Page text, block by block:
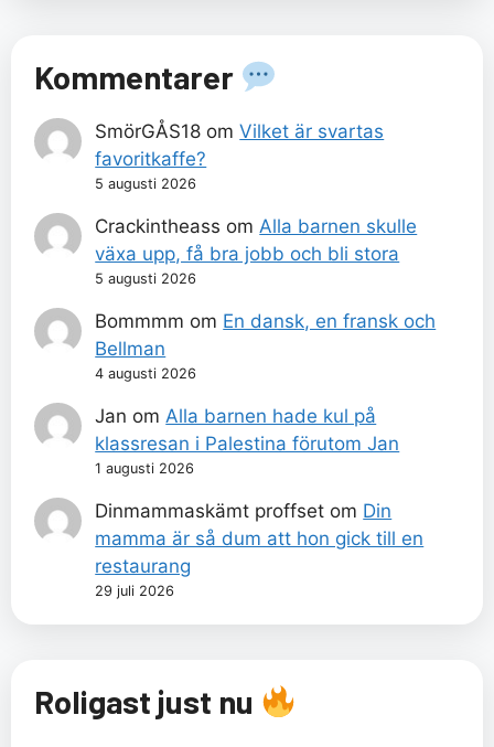
Kommentarer
SmörGÅS18 omVilket är svartas
favoritkaffe?
5 augusti 2026
Crackintheass om Alla barnen skulle
växa upp, få bra jobb och bli stora
5 augusti 2026
Bommmm om En dansk, en fransk och
Bellman
4 augusti 2026
Jan om Alla barnen hade kul på
klassresan i Palestina förutom Jan
1 augusti 2026
Dinmammaskämt proffset om Din
mamma är så dum att hon gick till en
restaurang
29 juli 2026
Roligast just nu